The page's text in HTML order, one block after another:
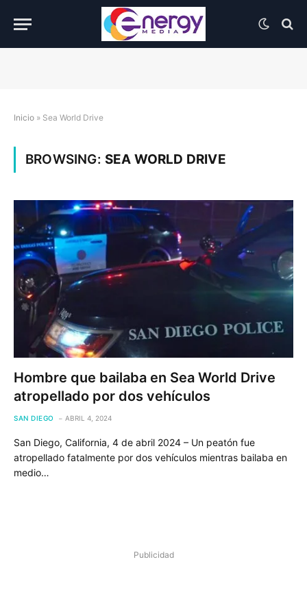
Inicio » Sea World Drive
BROWSING: SEA WORLD DRIVE
Hombre que bailaba en Sea World Drive
atropellado por dos vehículos
SAN DIEGO ABRIL 4, 2024
San Diego, California, 4 de abril 2024 – Un peatón fue
atropellado fatalmente por dos vehículos mientras bailaba en
medio…
Publicidad